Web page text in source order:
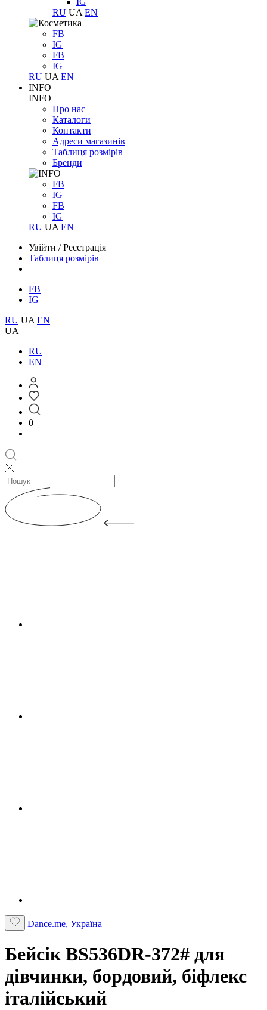
RU UA EN
FB
IG
FB
IG
RU UA EN
INFO
INFO
Про нас
Каталоги
Контакти
Адреси магазинів
Таблиця розмірів
Бренди
FB
IG
FB
IG
RU UA EN
Увійти /Реєстрація
Таблиця розмірів
FB
IG
RU UA EN
UA
RU
EN
0
Dance.me, Україна
Бейсік BS536DR-372# для
дівчинки, бордовий, біфлекс
італійський